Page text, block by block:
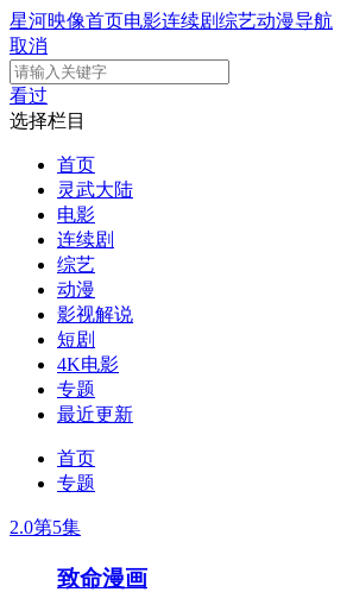
星河映像首页电影连续剧综艺动漫导航
取消
看过
选择栏目
首页
灵武大陆
电影
连续剧
综艺
动漫
影视解说
短剧
4K电影
专题
最近更新
首页
专题
2.0第5集
致命漫画